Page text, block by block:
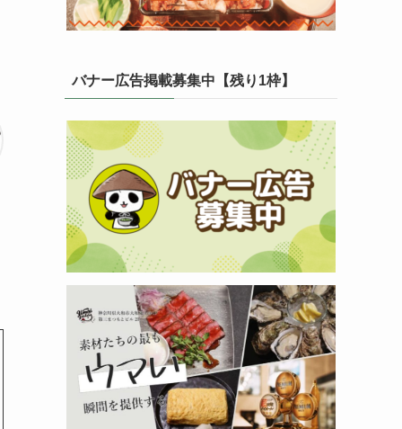
バナー広告掲載募集中【残り1枠】